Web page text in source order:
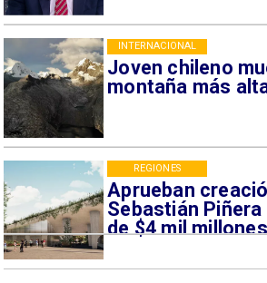
Joven chileno
montaña más
INTERNACIONAL
Aprueban
Sebastián
de $4 mil millones
REGIONES